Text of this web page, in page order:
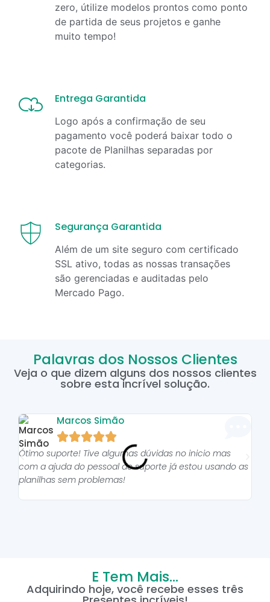
zero, útilize modelos prontos como ponto
de partida de seus projetos e ganhe
muito tempo!
Entrega Garantida
Logo após a confirmação de seu
pagamento você poderá baixar todo o
pacote de Planilhas separadas por
categorias.
Segurança Garantida
Além de um site seguro com certificado
SSL ativo, todas as nossas transações
são gerenciadas e auditadas pelo
Mercado Pago.
Palavras dos Nossos Clientes
Veja o que dizem alguns dos nossos clientes
sobre esta incrível solução.
Marcos Simão

Ótimo suporte! Tive algumas dúvidas no inicio mas
com a ajuda do pessoal do suporte já estou usando as
planilhas sem problemas!
E Tem Mais...
Adquirindo hoje, você recebe esses três